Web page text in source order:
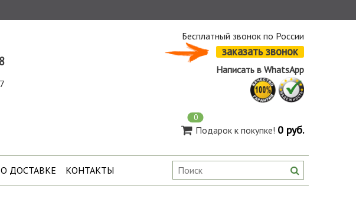
Бесплатный звонок по России
заказать звонок
Написать в WhatsApp
0
Подарок к покупке! 0 руб.
О ДОСТАВКЕ КОНТАКТЫ